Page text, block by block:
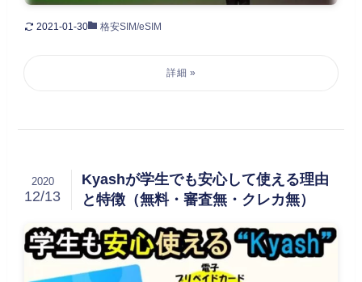
2021-01-30 格安SIM/eSIM
Kyashが学生でも安心して使える理由
と特徴（無料・審査無・クレカ無）
2020
12/13